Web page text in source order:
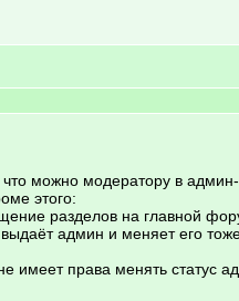
можно модератору в
этого:
разделов на главной
админ и меняет его
имеет права менять статус